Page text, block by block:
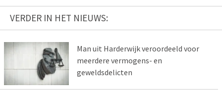
VERDER IN HET NIEUWS:
Man uit Harderwijk veroordeeld voor
meerdere vermogens- en
geweldsdelicten